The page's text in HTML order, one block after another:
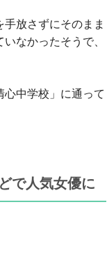
放さずにそのまま
なかったそうで、
中学校」に通って
で人気女優に